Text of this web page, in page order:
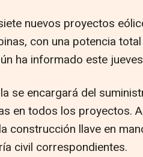
nuevos proyectos
con una potencia
ha informado este
se encargará del
en todos los proyectos.
construcción llave en
civil correspondientes.